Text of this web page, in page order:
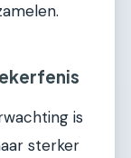
is
sterker